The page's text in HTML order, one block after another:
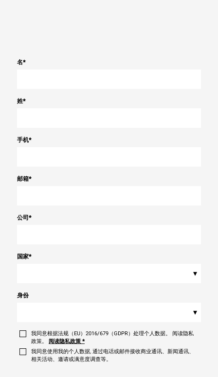
名*
姓*
手机*
邮箱*
公司 *
国家*
▾
身份
▾
我同意根据法规（EU）2016/679（GDPR）处理个人数据。 阅读隐私
政策。
阅读隐私政策 *
我同意使用我的个人数据, 通过电话或邮件接收商业通讯、新闻通讯、
相关活动、邀请或满意度调查等。